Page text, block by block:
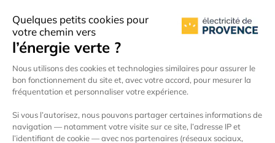
04 88 70 02 34
* (prix d’un appel local)
Nos actualités